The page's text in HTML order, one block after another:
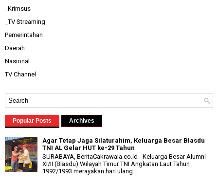
_Krimsus
_TV Streaming
Pemerintahan
Daerah
Nasional
TV Channel
Popular Posts Archives
Agar Tetap Jaga Silaturahim, Keluarga Besar Blasdu
TNI AL Gelar HUT ke-29 Tahun
SURABAYA, BeritaCakrawala.co.id - Keluarga Besar Alumni
XI/II (Blasdu) Wilayah Timur TNI Angkatan Laut Tahun
1992/1993 merayakan hari ulang...